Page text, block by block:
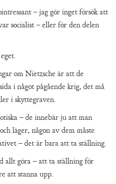
– jag gör inget försök att
socialist – eller för den delen
om Nietzsche är att de
i något pågående krig, det må
i skyttegraven.
– de innebär ju att man
läger, någon av dem måste
– det är bara att ta ställning.
allt göra – att ta ställning för
att stanna upp.